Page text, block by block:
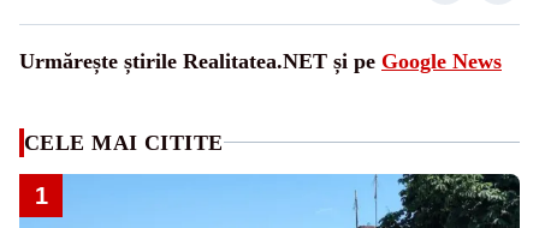
Urmărește știrile Realitatea.NET și pe Google News
CELE MAI CITITE
1